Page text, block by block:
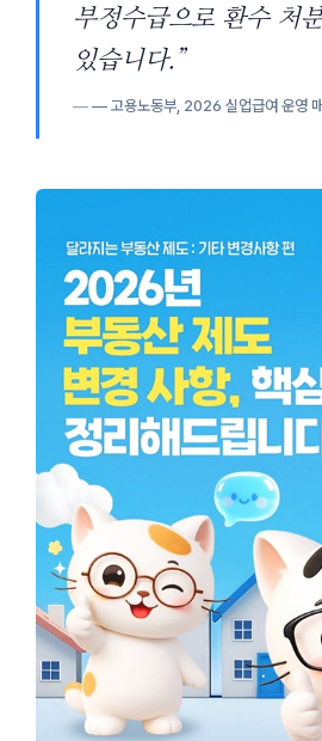
부정수급으로 환수 처
있습니다.”
— 고용노동부, 2026 실업급여 운영